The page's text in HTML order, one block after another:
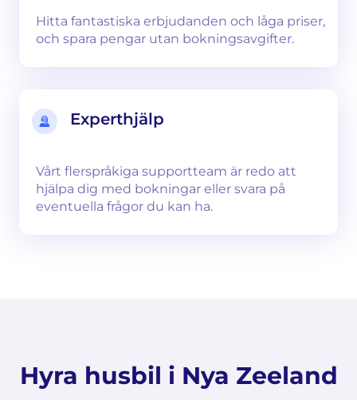
Hitta fantastiska erbjudanden och låga priser,
och spara pengar utan bokningsavgifter.
Experthjälp
Vårt flerspråkiga supportteam är redo att
hjälpa dig med bokningar eller svara på
eventuella frågor du kan ha.
Hyra husbil i Nya Zeeland